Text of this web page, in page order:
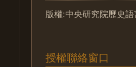
版權:中央研究院歷史
授權聯絡窗口